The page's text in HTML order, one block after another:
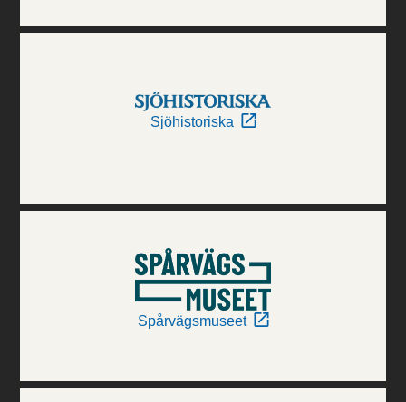
Sjöhistoriska
Spårvägsmuseet